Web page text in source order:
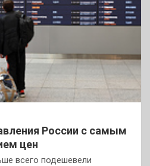
России с самым
цен
всего подешевели